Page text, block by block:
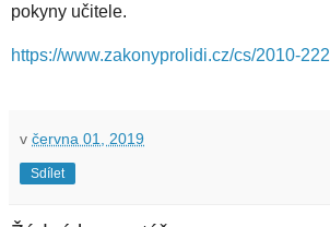
pokyny učitele.
https://www.zakonyprolidi.cz/cs/2010-222
v června 01, 2019
Sdílet